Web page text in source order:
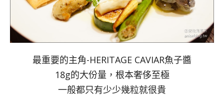
最重要的主角-HERITAGE CAVIAR魚子醬
18g的大份量，根本奢侈至極
一般都只有少少幾粒就很貴